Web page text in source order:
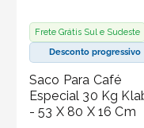
garantir a vedação.
permanecerão em
Produto vendido por
Um Seller Klabin é
Frete Grátis Sul e Sudeste
Desconto progressivo
Saco Para Café
Especial 30 Kg
- 53 X 80 X 16 Cm